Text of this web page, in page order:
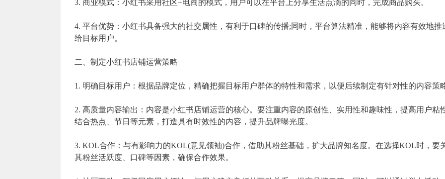
3. 商业模式：小红书采用社区+电商的模式，用户可以在平台上分享生活点滴的同时，完成商品购买。
4. 平台优势：小红书具备强大的社交属性，有利于口碑的传播;同时，平台算法精准，能够将内容有效地推
给目标用户。
二、制定小红书店铺运营策略
1. 明确目标用户：根据品牌定位，精确把握目标用户群体的特性和需求，以便后续制定有针对性的内容策
2. 高质量内容输出：内容是小红书店铺运营的核心。要注重内容的原创性、实用性和趣味性，提高用户粘
结合热点、节日等元素，打造具有时效性的内容，提升品牌曝光度。
3. KOL合作：与有影响力的KOL(意见领袖)合作，借助其粉丝基础，扩大品牌知名度。在选择KOL时，要
其粉丝活跃度、口碑等因素，确保合作效果。